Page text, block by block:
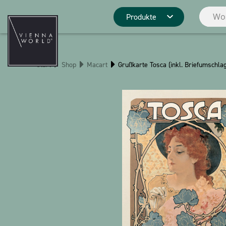
Produkte
Deko
Küche
Pins
Schreibwaren
Weihnachten
Stringlies
Start Shop Macart Grußkarte Tosca (inkl.